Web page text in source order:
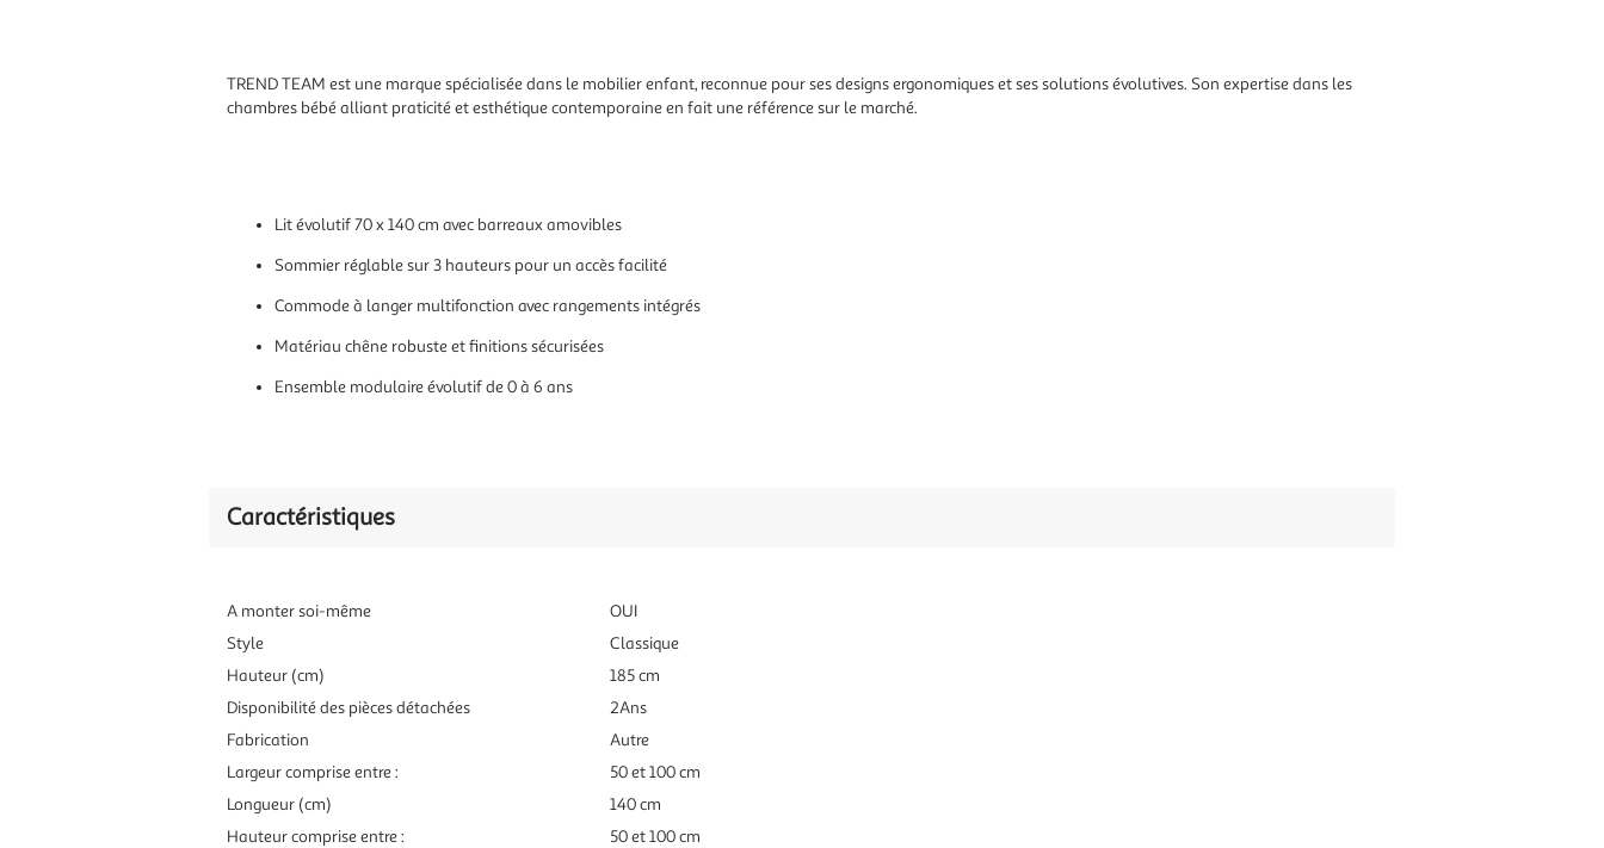
TREND TEAM est une marque spécialisée dans le mobilier enfant, reconnue pour ses designs ergonomiques et ses solutions évolutives. Son expertise dans les
chambres bébé alliant praticité et esthétique contemporaine en fait une référence sur le marché.
Lit évolutif 70 x 140 cm avec barreaux amovibles
Sommier réglable sur 3 hauteurs pour un accès facilité
Commode à langer multifonction avec rangements intégrés
Matériau chêne robuste et finitions sécurisées
Ensemble modulaire évolutif de 0 à 6 ans
Caractéristiques
A monter soi-même
OUI
Style
Classique
Hauteur (cm)
185 cm
Disponibilité des pièces détachées
2Ans
Fabrication
Autre
Largeur comprise entre :
50 et 100 cm
Longueur (cm)
140 cm
Hauteur comprise entre :
50 et 100 cm